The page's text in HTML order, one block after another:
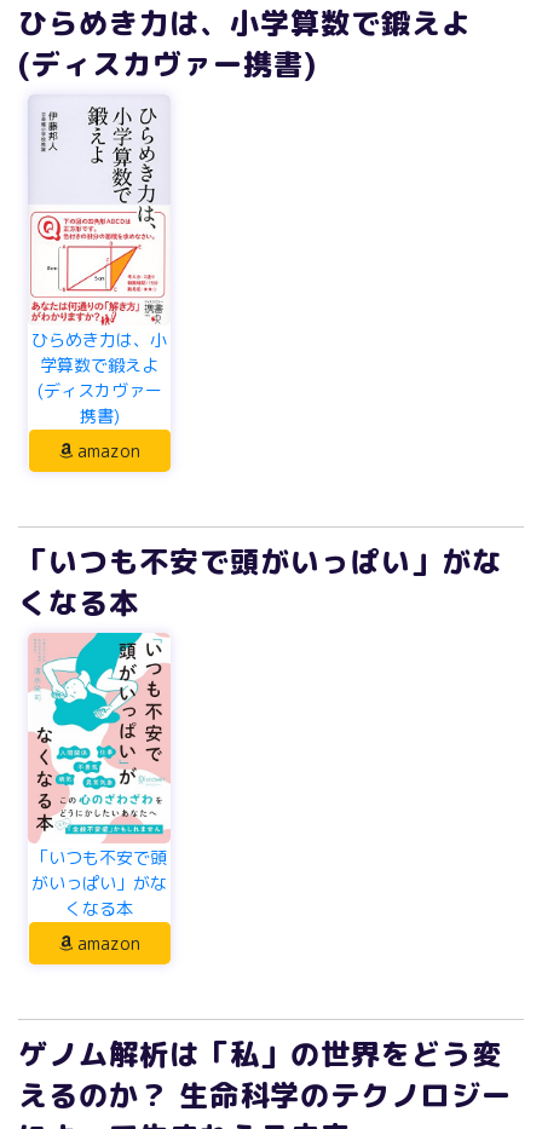
ひらめき力は、小学算数で鍛えよ
(ディスカヴァー携書)
ひらめき力は、小
学算数で鍛えよ
(ディスカヴァー
携書)
amazon
「いつも不安で頭がいっぱい」がな
くなる本
「いつも不安で頭
がいっぱい」がな
くなる本
amazon
ゲノム解析は「私」の世界をどう変
えるのか？ 生命科学のテクノロジー